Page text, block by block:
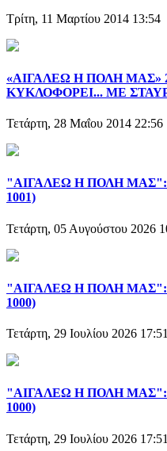
Τρίτη, 11 Μαρτίου 2014 13:54
«ΑΙΓΑΛΕΩ Η ΠΟΛΗ ΜΑΣ»
ΚΥΚΛΟΦΟΡΕΙ... ΜΕ
Τετάρτη, 28 Μαΐου 2014 22:56
"ΑΙΓΑΛΕΩ Η ΠΟΛΗ
1001)
Τετάρτη, 05 Αυγούστου 2026
"ΑΙΓΑΛΕΩ Η ΠΟΛΗ
1000)
Τετάρτη, 29 Ιουλίου 2026 17:51
"ΑΙΓΑΛΕΩ Η ΠΟΛΗ
1000)
Τετάρτη, 29 Ιουλίου 2026 17:51